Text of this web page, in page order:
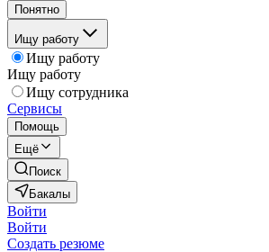
Понятно
Ищу работу
Ищу работу
Ищу работу
Ищу сотрудника
Сервисы
Помощь
Ещё
Поиск
Бакалы
Войти
Войти
Создать резюме